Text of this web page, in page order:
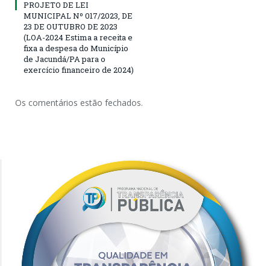
PROJETO DE LEI
MUNICIPAL Nº 017/2023, DE
23 DE OUTUBRO DE 2023
(LOA-2024 Estima a receita e
fixa a despesa do Município
de Jacundá/PA para o
exercício financeiro de 2024)
Os comentários estão fechados.